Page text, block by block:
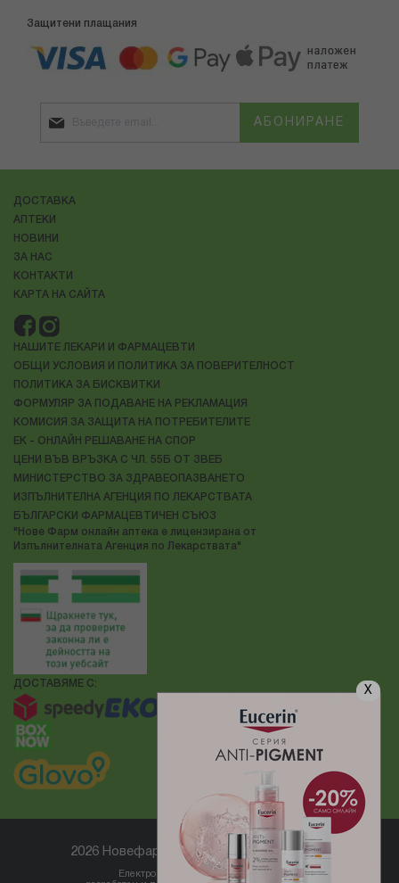
X
Защитени плащания
АБОНИРАНЕ
ДОСТАВКА
АПТЕКИ
НОВИНИ
ЗА НАС
КОНТАКТИ
КАРТА НА САЙТА
НАШИТЕ ЛЕКАРИ И ФАРМАЦЕВТИ
ОБЩИ УСЛОВИЯ И ПОЛИТИКА ЗА ПОВЕРИТЕЛНОСТ
ПОЛИТИКА ЗА БИСКВИТКИ
ФОРМУЛЯР ЗА ПОДАВАНЕ НА РЕКЛАМАЦИЯ
КОМИСИЯ ЗА ЗАЩИТА НА ПОТРЕБИТЕЛИТЕ
ЕК - ОНЛАЙН РЕШАВАНЕ НА СПОР
ЦЕНИ ВЪВ ВРЪЗКА С ЧЛ. 55Б ОТ ЗВЕБ
МИНИСТЕРСТВО ЗА ЗДРАВЕОПАЗВАНЕТО
ИЗПЪЛНИТЕЛНА АГЕНЦИЯ ПО ЛЕКАРСТВАТА
БЪЛГАРСКИ ФАРМАЦЕВТИЧЕН СЪЮЗ
"Нове Фарм онлайн аптека е лицензирана от
Изпълнителната Агенция по Лекарствата"
ДОСТАВЯМЕ С:
2026 Новефарм ® Всички права запазени
Електронен магазин